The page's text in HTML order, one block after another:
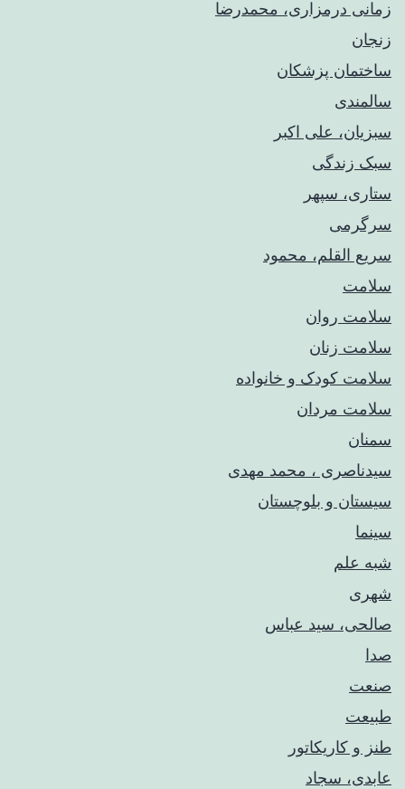
زمانی درمزاری، محمدرضا
زنجان
ساختمان پزشکان
سالمندی
سبزیان، علی اکبر
سبک زندگی
ستاری، سپهر
سرگرمی
سریع القلم، محمود
سلامت
سلامت روان
سلامت زنان
سلامت کودک‌ و خانواده
سلامت مردان
سمنان
سیدناصری ، محمد مهدی
سیستان و بلوچستان
سینما
شبه علم
شهری
صالحی، سید عباس
صدا
صنعت
طبیعت
طنز و کاریکاتور
عابدی، سجاد